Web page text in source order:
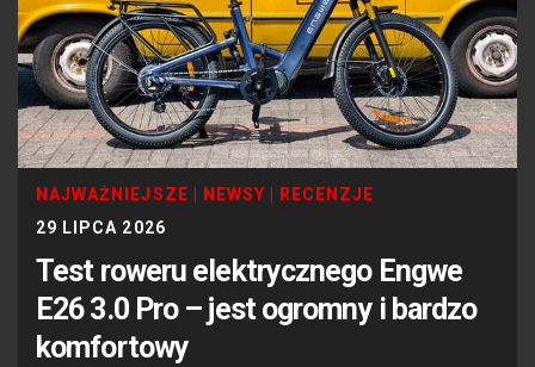
NAJWAŻNIEJSZE NEWSY
RECENZJE
29 LIPCA 2026
Test roweru elektrycznego Engwe
E26 3.0 Pro – jest ogromny i bardzo
komfortowy